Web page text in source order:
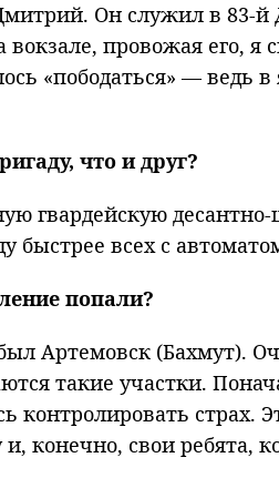
Он служил в 83-
провожая его, я
«пободаться» — ведь
что и друг?
гвардейскую
быстрее всех с
попали?
Артемовск (Бахмут).
такие участки.
контролировать страх.
конечно, свои ребята,